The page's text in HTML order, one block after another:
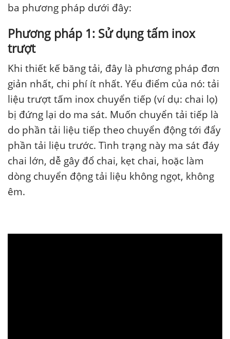
ba phương pháp dưới đây:
Phương pháp 1: Sử dụng tấm inox
trượt
Khi thiết kế băng tải, đây là phương pháp đơn
giản nhất, chi phí ít nhất. Yếu điểm của nó: tải
liệu trượt tấm inox chuyển tiếp (ví dụ: chai lọ)
bị đứng lại do ma sát. Muốn chuyển tải tiếp là
do phần tải liệu tiếp theo chuyển động tới đẩy
phần tải liệu trước. Tình trạng này ma sát đáy
chai lớn, dễ gây đổ chai, kẹt chai, hoặc làm
dòng chuyển động tải liệu không ngọt, không
êm.